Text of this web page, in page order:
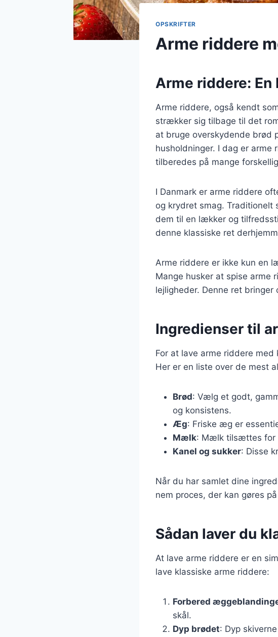
OPSKRIFTER
Arme riddere
Arme riddere:
Arme riddere, også kendt
strækker sig tilbage til det
at bruge overskydende brød
husholdninger. I dag er
tilberedes på mange
I Danmark er arme riddere
og krydret smag.
dem til en lækker og
denne klassiske ret
Arme riddere er ikke kun en
Mange husker at spise arme
lejligheder. Denne ret
Ingredienser til
For at lave arme riddere
Her er en liste over de mest
Brød: Vælg et godt,
og konsistens.
Æg: Friske æg er
Mælk: Mælk tilsættes for
Kanel og sukker: Disse
Når du har samlet dine
nem proces, der kan gøres
Sådan laver du
At lave arme riddere er en
lave klassiske arme riddere:
Forbered
skål.
Dyp brødet: Dyp